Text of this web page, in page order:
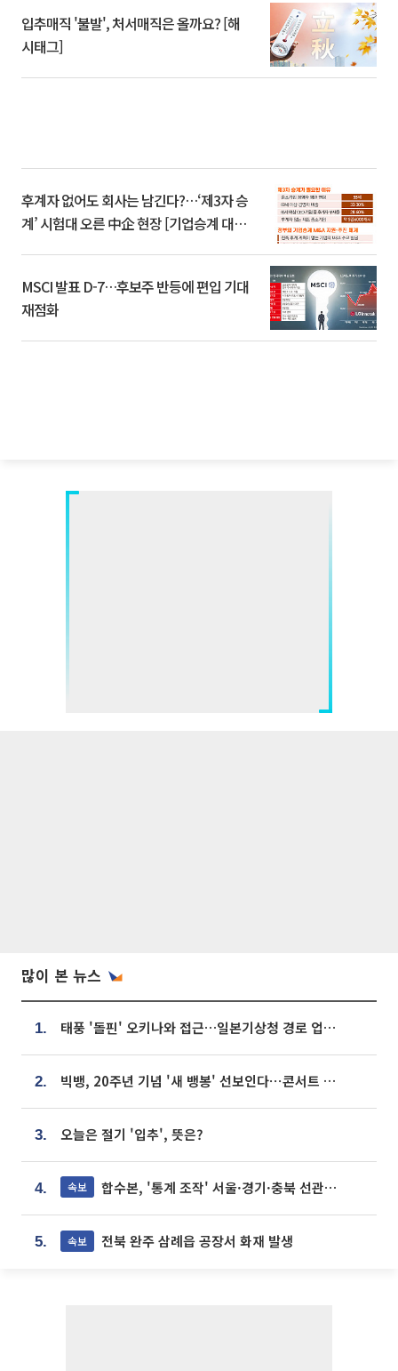
입추매직 '불발', 처서매직은 올까요? [해
시태그]
후계자 없어도 회사는 남긴다?…‘제3자 승
계’ 시험대 오른 中企 현장 [기업승계 대전
MSCI 발표 D-7…후보주 반등에 편입 기대
재점화
많이 본 뉴스
1. 태풍 '돌핀' 오키나와 접근…일본기상청 경로 업데이트
2. 빅뱅, 20주년 기념 '새 뱅봉' 선보인다⋯콘서트 앞두고 팝업 개최
3. 오늘은 절기 '입추', 뜻은?
4. 속보 합수본, '통계 조작' 서울·경기·충북 선관위 등 추가 압수수색
5. 속보 전북 완주 삼례읍 공장서 화재 발생